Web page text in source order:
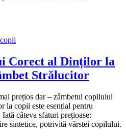
Corect al Dinților la
Strălucitor
prețios dar – zâmbetul copilului
la copii este esențial pentru
câteva sfaturi prețioase:
sintetice, potrivită vârstei copilului.